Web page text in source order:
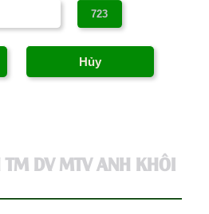
TM DV MTV ANH KHÔI